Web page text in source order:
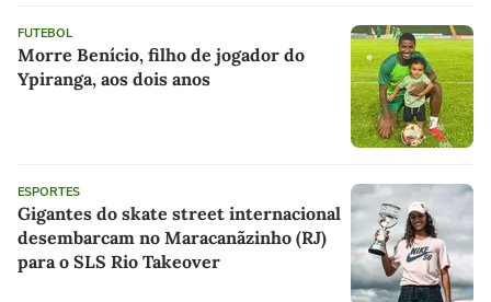
FUTEBOL
Morre Benício, filho de jogador do
Ypiranga, aos dois anos
ESPORTES
Gigantes do skate street internacional
desembarcam no Maracanãzinho (RJ)
para o SLS Rio Takeover